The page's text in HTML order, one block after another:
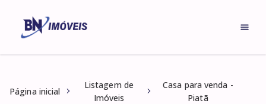
Página inicial
Listagem de
Imóveis
Casa para venda -
Piatã